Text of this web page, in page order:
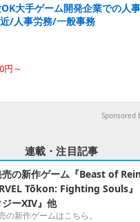
大手ゲーム開発企業での人
/人事労務/一般事務
円～
Sponsored
連載・注目記事
の新作ゲーム『Beast of
Tōkon: Fighting Souls』
ジーXIV』他
の新作ゲームはこちら。